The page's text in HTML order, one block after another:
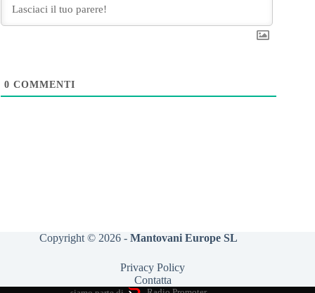
0 COMMENTI
Copyright © 2026 -Mantovani Europe SL
Privacy Policy
Contatta